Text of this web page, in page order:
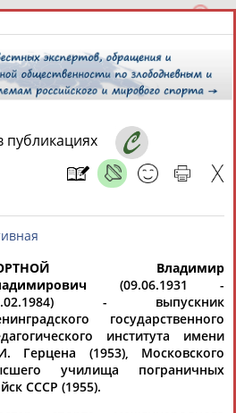
2026 года,
И СПЕЦИАЛИСТЫ
Расширенный поиск
публикациях
Владимир
(09.06.1931 -
- выпускник
государственного
института имени
Герцена (1953), Московского
училища пограничных
СССР (1955).